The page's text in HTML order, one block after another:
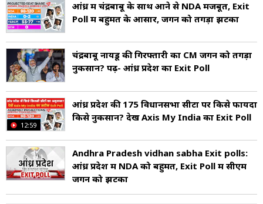
आंध्र में चंद्रबाबू के साथ आने से NDA मजबूत, Exit
Poll में बहुमत के आसार, जगन को तगड़ा झटका
चंद्रबाबू नायडू की गिरफ्तारी का CM जगन को तगड़ा
नुकसान? पढ़ें- आंध्र प्रदेश का Exit Poll
12:59
आंध्र प्रदेश की 175 विधानसभा सीटों पर क‍िसे फायदा
क‍िसे नुकसान? देखें Axis My India का Exit Poll
Andhra Pradesh vidhan sabha Exit polls:
आंध्र प्रदेश में NDA को बहुमत, Exit Poll में सीएम
जगन को झटका